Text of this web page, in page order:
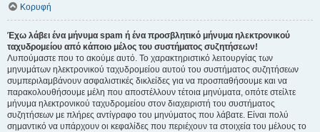
Κορυφή
Έχω λάβει ένα μήνυμα spam ή ένα προσβλητικό μήνυμα ηλεκτρονικού
ταχυδρομείου από κάποιο μέλος του συστήματος συζητήσεων!
Λυπούμαστε που το ακούμε αυτό. Το χαρακτηριστικό λειτουργίας των
μηνυμάτων ηλεκτρονικού ταχυδρομείου αυτού του συστήματος συζητήσεων
συμπεριλαμβάνουν ασφαλιστικές δικλείδες για να προσπαθήσουμε και να
παρακολουθήσουμε μέλη που αποστέλλουν τέτοια μηνύματα, οπότε στείλτε
μήνυμα ηλεκτρονικού ταχυδρομείου στον διαχειριστή του συστήματος
συζητήσεων με πλήρες αντίγραφο του μηνύματος που λάβατε. Είναι πολύ
σημαντικό να υπάρχουν οι κεφαλίδες που περιέχουν τα στοιχεία του μέλους το